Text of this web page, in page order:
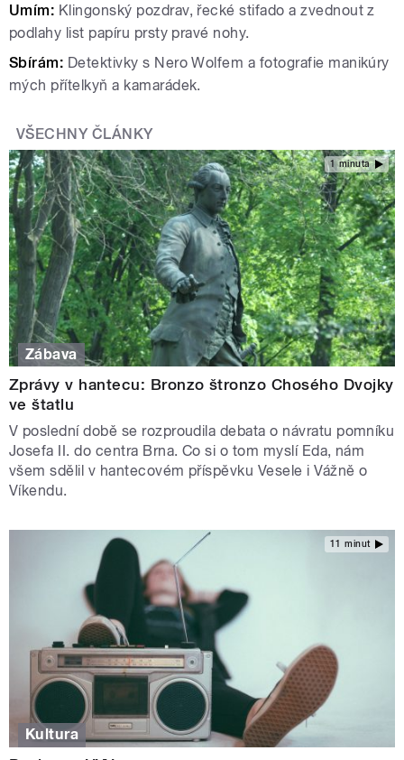
Umím: Klingonský pozdrav, řecké stifado a zvednout z
podlahy list papíru prsty pravé nohy.
Sbírám: Detektivky s Nero Wolfem a fotografie manikúry
mých přítelkyň a kamarádek.
VŠECHNY ČLÁNKY
1 minuta
Zábava
Zprávy v hantecu: Bronzo štronzo Chosého Dvojky
ve štatlu
V poslední době se rozproudila debata o návratu pomníku
Josefa II. do centra Brna. Co si o tom myslí Eda, nám
všem sdělil v hantecovém příspěvku Vesele i Vážně o
Víkendu.
11 minut
Kultura